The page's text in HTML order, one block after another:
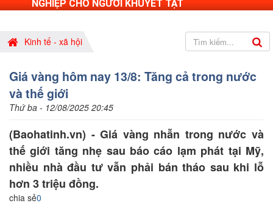
NGHIỆP CHO NGƯỜI KHUYẾT TẬT
Kinh tế - xã hội
Giá vàng hôm nay 13/8: Tăng cả trong nước
và thế giới
Thứ ba - 12/08/2025 20:45
(Baohatinh.vn) - Giá vàng nhẫn trong nước và
thế giới tăng nhẹ sau báo cáo lạm phát tại Mỹ,
nhiều nhà đầu tư vẫn phải bán tháo sau khi lỗ
hơn 3 triệu đồng.
chia sẻ0